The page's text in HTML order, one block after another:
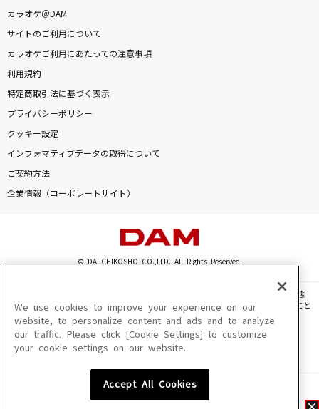
カラオケ＠DAM
サイトのご利用について
カラオケご利用にあたっての注意事項
利用規約
特定商取引法に基づく表示
プライバシーポリシー
クッキー設定
インフォマティブデータの取得について
ご契約方法
企業情報（コーポレートサイト）
© DAIICHIKOSHO CO.,LTD. All Rights Reserved.
このサイトに掲載されている一切の文章・画像・写真・動画・音声等を、手段や形態
を問わず、著作権法の定める範囲を超えて無断で複製、転載、ファイル化などすること
を禁じます。
楽曲及びコンテンツは、機種によりご利用いただけない場合があります。
楽曲及びコンテンツの配信日、配信内容が変更になる場合があります。
We use cookies to improve your experience on our
website, to personalize content and ads and to analyze
our traffic. Please click [Cookie Settings] to customize
your cookie settings on our website.
Accept All Cookies